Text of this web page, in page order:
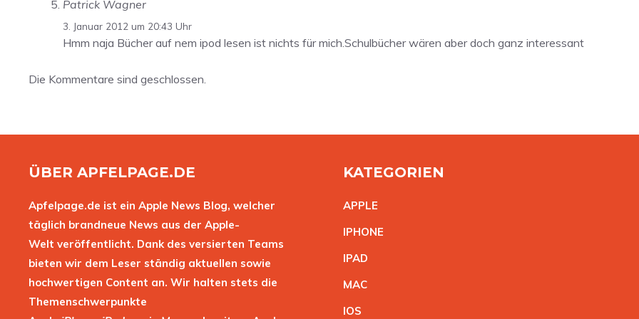
Patrick Wagner
3. Januar 2012 um 20:43 Uhr
Hmm naja Bücher auf nem ipod lesen ist nichts für mich.Schulbücher wären aber doch ganz interessant
Die Kommentare sind geschlossen.
ÜBER APFELPAGE.DE
Apfelpage.de ist ein Apple News Blog, welcher
täglich brandneue News aus der Apple-
Welt veröffentlicht. Dank des versierten Teams
bieten wir dem Leser ständig aktuellen sowie
hochwertigen Content an. Wir halten stets die
Themenschwerpunkte
KATEGORIEN
APPLE
IPHONE
IPAD
MAC
IOS